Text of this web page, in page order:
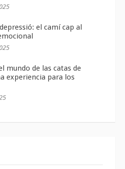
el camí cap al
mundo de las catas de
experiencia para los